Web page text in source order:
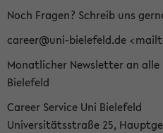
Noch Fragen? Schreib uns
career@uni-bielefeld.de
Monatlicher Newsletter an alle
Bielefeld
Career Service Uni Bielefeld
Universitätsstraße 25,